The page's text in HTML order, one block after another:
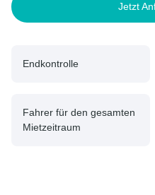
Jetzt
Endkontrolle
Fahrer für den gesamten
Mietzeitraum